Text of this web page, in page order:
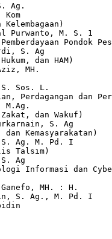
Ag.
Kom
Kelembagaan)
Purwanto, M. S. 1
Pondok
S. Ag
dan HAM)
MH.
Sos. L.
Perdagangan dan
M.Ag.
dan Wakuf)
S. Ag
dan Kemasyarakatan)
Ag. M. Pd. I
Talsım)
Ag
Informasi dan
MH. : H.
S. Ag., M. Pd. I